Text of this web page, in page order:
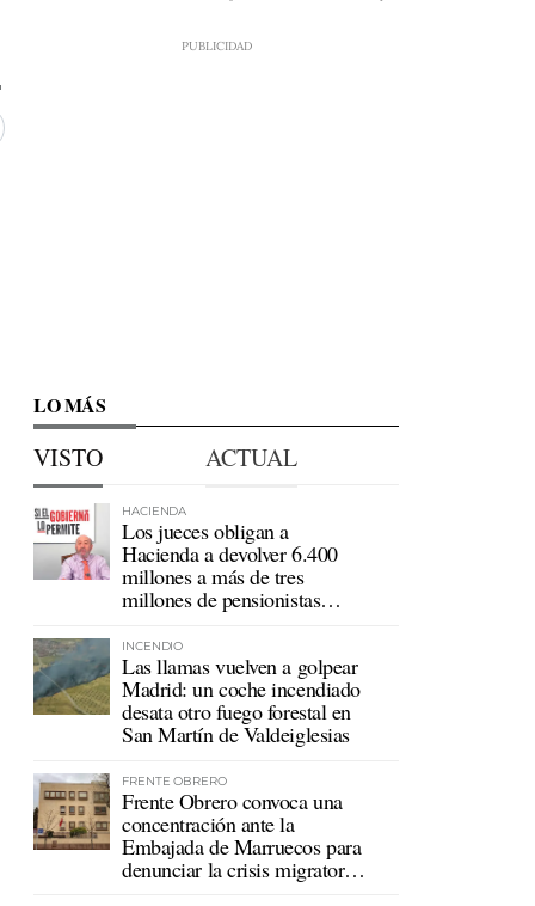
LO MÁS
VISTO ACTUAL
HACIENDA
Los jueces obligan a
Hacienda a devolver 6.400
millones a más de tres
millones de pensionistas
INCENDIO
Las llamas vuelven a golpear
Madrid: un coche incendiado
desata otro fuego forestal en
San Martín de Valdeiglesias
FRENTE OBRERO
Frente Obrero convoca una
concentración ante la
Embajada de Marruecos para
denunciar la crisis migratoria